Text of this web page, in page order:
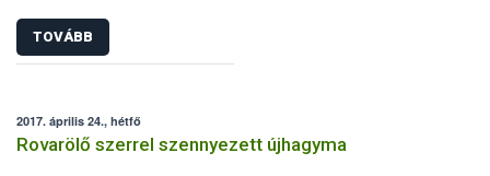
TOVÁBB
2017. április 24., hétfő
Rovarölő szerrel szennyezett újhagyma